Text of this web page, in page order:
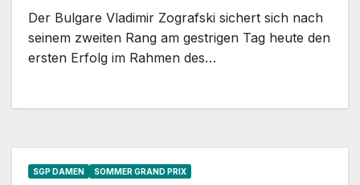
Der Bulgare Vladimir Zografski sichert sich nach
seinem zweiten Rang am gestrigen Tag heute den
ersten Erfolg im Rahmen des…
SGP DAMEN SOMMER GRAND PRIX